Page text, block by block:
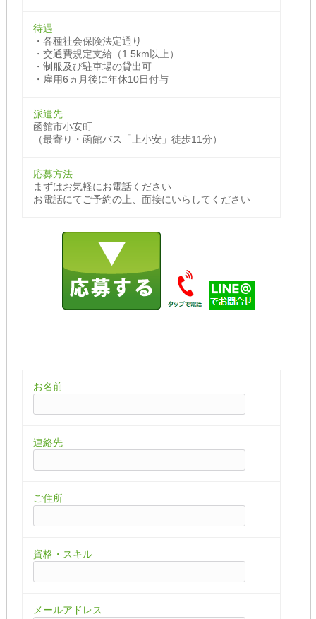
待遇
・各種社会保険法定通り
・交通費規定支給（1.5km以上）
・制服及び駐車場の貸出可
・雇用6ヵ月後に年休10日付与
派遣先
函館市小安町
（最寄り・函館バス「上小安」徒歩11分）
応募方法
まずはお気軽にお電話ください
お電話にてご予約の上、面接にいらしてください
お名前
連絡先
ご住所
資格・スキル
メールアドレス